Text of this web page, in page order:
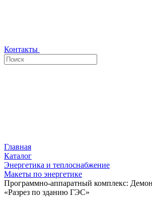
Контакты
Главная
Каталог
Энергетика и теплоснабжение
Макеты по энергетике
Программно-аппаратный комплекс:
«Разрез по зданию ГЭС»